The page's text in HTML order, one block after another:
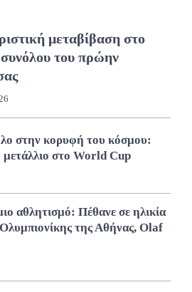
μεταβίβαση στο
του πρώην
στην κορυφή του κόσμου:
στο World Cup
αθλητισμό: Πέθανε σε ηλικία
της Αθήνας, Olaf